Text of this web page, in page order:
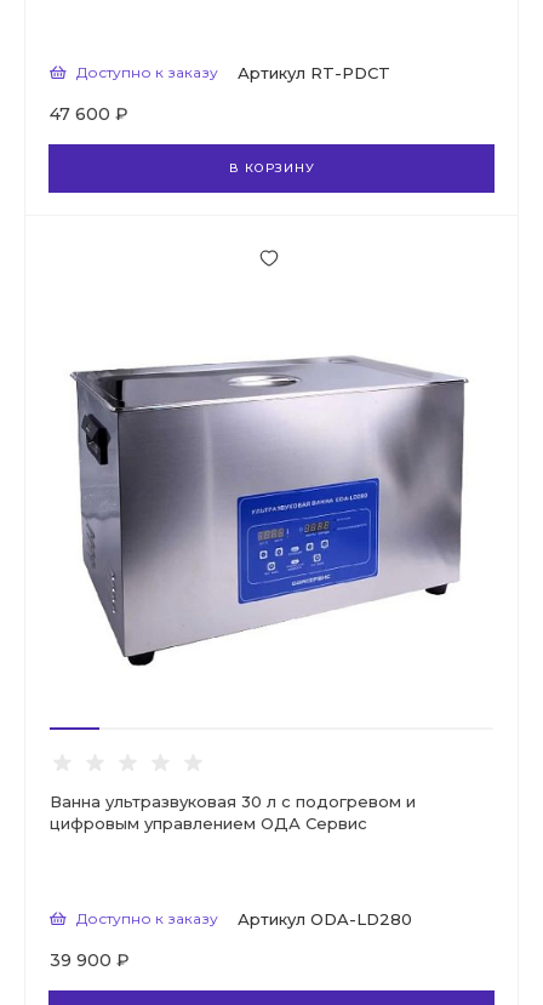
Доступно к заказу Артикул RT-PDCT
47 600 ₽
В КОРЗИНУ
Ванна ультразвуковая 30 л с подогревом и
цифровым управлением ОДА Сервис
Доступно к заказу Артикул ODA-LD280
39 900 ₽